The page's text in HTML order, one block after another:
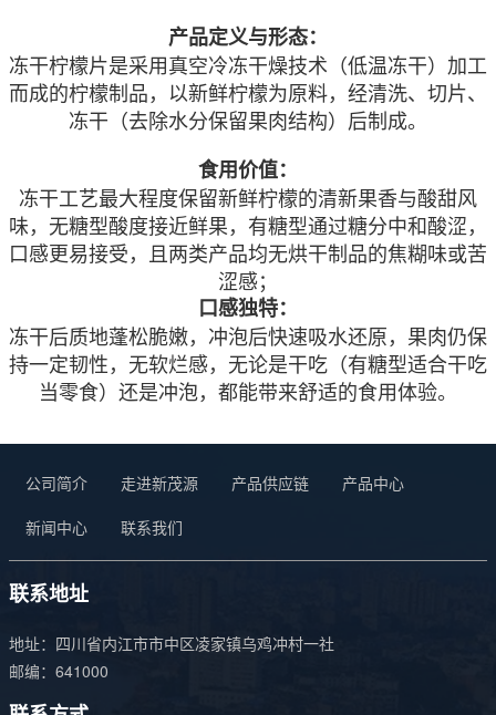
产品定义与形态：
冻干柠檬片是采用真空冷冻干燥技术（低温冻干）加工
而成的柠檬制品，以新鲜柠檬为原料，经清洗、切片、
冻干（去除水分保留果肉结构）后制成。
食用价值：
冻干工艺最大程度保留新鲜柠檬的清新果香与酸甜风
味，无糖型酸度接近鲜果，有糖型通过糖分中和酸涩，
口感更易接受，且两类产品均无烘干制品的焦糊味或苦
涩感；
口感独特：
冻干后质地蓬松脆嫩，冲泡后快速吸水还原，果肉仍保
持一定韧性，无软烂感，无论是干吃（有糖型适合干吃
当零食）还是冲泡，都能带来舒适的食用体验。
公司简介 走进新茂源 产品供应链
产品中心
新闻中心
联系我们
联系地址
地址：四川省内江市市中区凌家镇乌鸡冲村一社
邮编：641000